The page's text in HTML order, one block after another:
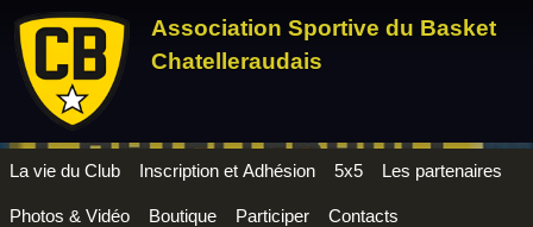
Association Sportive du Basket
Chatelleraudais
La vie du Club Inscription et Adhésion 5x5 Les partenaires
Photos & Vidéo Boutique Participer Contacts
Panneau de gestion des cookies